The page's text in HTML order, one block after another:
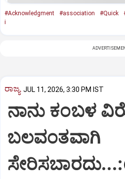
#Acknowledgment #association #Quick
i
ರಾಜ್ಯ JUL 11, 2026, 3:30 PM IST
ನಾನು ಕಂಬಳ
ಬಲವಂತವಾಗಿ